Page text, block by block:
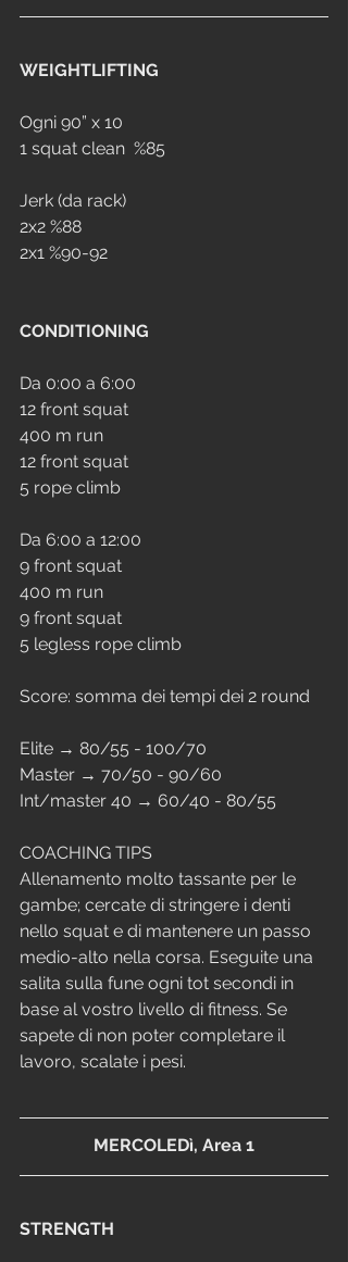
WEIGHTLIFTING
Ogni 90” x 10
1 squat clean  %85
Jerk (da rack)
2x2 %88
2x1 %90-92
CONDITIONING
Da 0:00 a 6:00
12 front squat
400 m run
12 front squat
5 rope climb
Da 6:00 a 12:00
9 front squat
400 m run
9 front squat
5 legless rope climb
Score: somma dei tempi dei 2 round
Elite → 80/55 - 100/70
Master → 70/50 - 90/60
Int/master 40 → 60/40 - 80/55
COACHING TIPS
Allenamento molto tassante per le
gambe; cercate di stringere i denti
nello squat e di mantenere un passo
medio-alto nella corsa. Eseguite una
salita sulla fune ogni tot secondi in
base al vostro livello di fitness. Se
sapete di non poter completare il
lavoro, scalate i pesi.
MERCOLEDì, Area 1
STRENGTH